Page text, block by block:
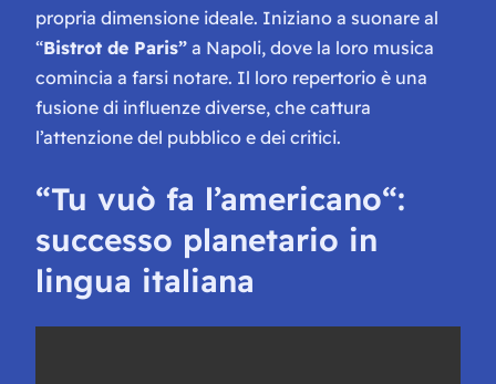
propria dimensione ideale. Iniziano a suonare al
“Bistrot de Paris” a Napoli, dove la loro musica
comincia a farsi notare. Il loro repertorio è una
fusione di influenze diverse, che cattura
l’attenzione del pubblico e dei critici.
“Tu vuò fa l’americano“:
successo planetario in
lingua italiana